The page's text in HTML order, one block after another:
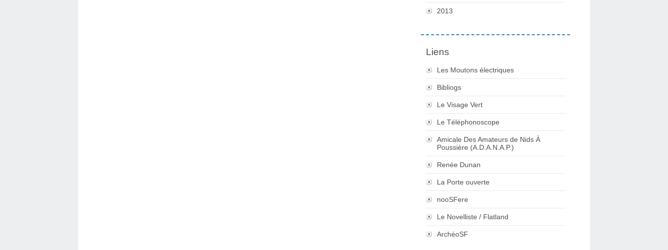
2013
Liens
Les Moutons électriques
Bibliogs
Le Visage Vert
Le Téléphonoscope
Amicale Des Amateurs de Nids À
Poussière (A.D.A.N.A.P.)
Renée Dunan
La Porte ouverte
nooSFere
Le Novelliste / Flatland
ArchéoSF